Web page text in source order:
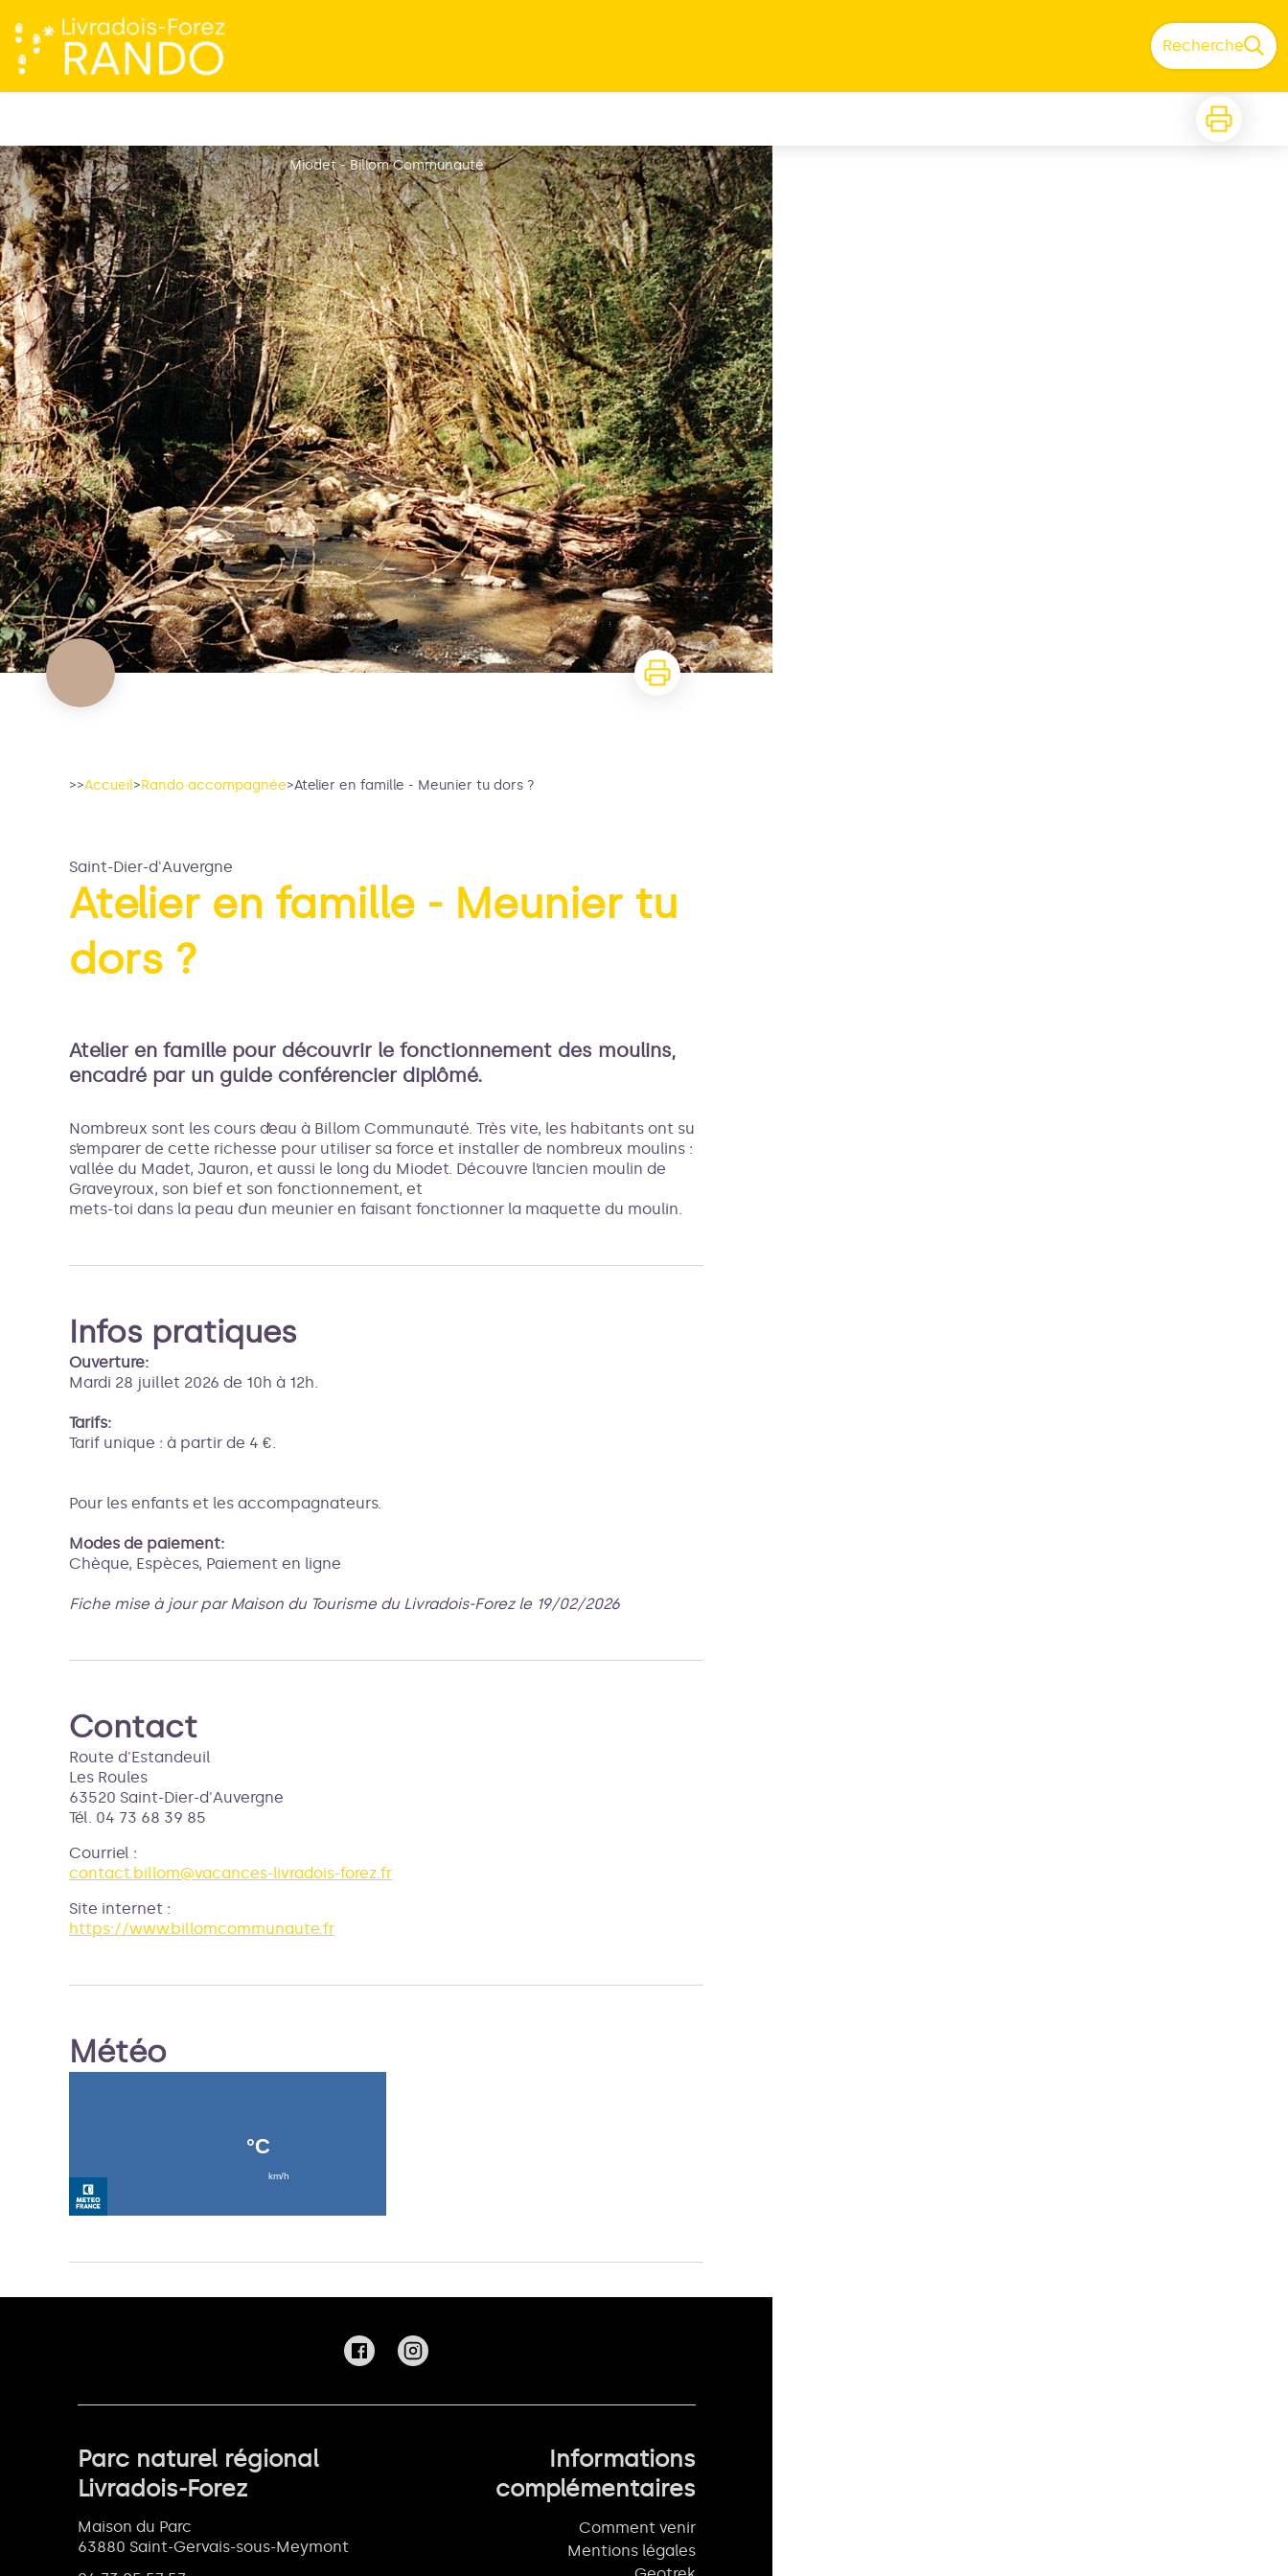
Recherche
Miodet - Billom Communauté
>>Accueil>Rando accompagnée>Atelier en famille - Meunier tu dors ?
Saint-Dier-d'Auvergne
Atelier en famille - Meunier tu
dors ?
Atelier en famille pour découvrir le fonctionnement des moulins,
encadré par un guide conférencier diplômé.
Nombreux sont les cours d’eau à Billom Communauté. Très vite, les habitants ont su
s’emparer de cette richesse pour utiliser sa force et installer de nombreux moulins :
vallée du Madet, Jauron, et aussi le long du Miodet. Découvre l’ancien moulin de
Graveyroux, son bief et son fonctionnement, et
mets-toi dans la peau d’un meunier en faisant fonctionner la maquette du moulin.
Infos pratiques
Ouverture:
Mardi 28 juillet 2026 de 10h à 12h.
Tarifs:
Tarif unique : à partir de 4 €.
Pour les enfants et les accompagnateurs.
Modes de paiement:
Chèque, Espèces, Paiement en ligne
Fiche mise à jour par Maison du Tourisme du Livradois-Forez le 19/02/2026
Contact
Route d'Estandeuil
Les Roules
63520 Saint-Dier-d'Auvergne
Tél. 04 73 68 39 85
Courriel :
contact.billom@vacances-livradois-forez.fr
Site internet :
https://www.billomcommunaute.fr
Météo
Parc naturel régional
Livradois-Forez
Maison du Parc
63880 Saint-Gervais-sous-Meymont
Informations
complémentaires
Comment venir
Mentions légales